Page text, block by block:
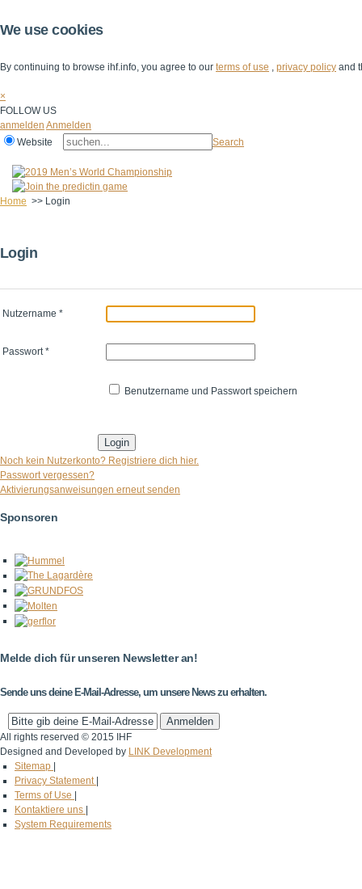
We use cookies
By continuing to browse ihf.info, you agree to our terms of use , privacy policy and
×
FOLLOW US
anmelden Anmelden
Website
Search
Home >> Login
Login
Nutzername *
Passwort*
Benutzername und Passwort speichern
Noch kein Nutzerkonto? Registriere dich hier.
Passwort vergessen?
Aktivierungsanweisungen erneut senden
Sponsoren
Melde dich für unseren Newsletter an!
Sende uns deine E-Mail-Adresse, um unsere News zu erhalten.
All rights reserved © 2015 IHF
Designed and Developed by LINK Development
Sitemap
Privacy Statement
Terms of Use
Kontaktiere uns
System Requirements